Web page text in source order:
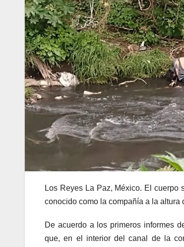
Los Reyes La Paz, México. El
conocido como la compañía a la altura
De acuerdo a los primeros informes
que, en el interior del canal de la